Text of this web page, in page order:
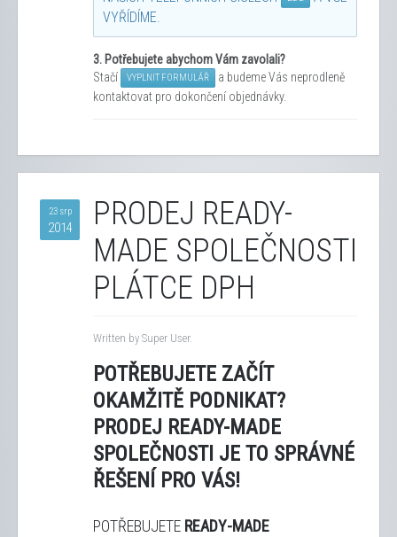
VYŘÍDÍME.
3. Potřebujete abychom Vám zavolali?
Stačí
VYPLNIT FORMULÁŘ
a budeme Vás neprodleně
kontaktovat pro dokončení objednávky.
23 srp
2014
PRODEJ READY-
MADE SPOLEČNOSTI
PLÁTCE DPH
Written by Super User.
POTŘEBUJETE ZAČÍT
OKAMŽITĚ PODNIKAT?
PRODEJ READY-MADE
SPOLEČNOSTI JE TO SPRÁVNÉ
ŘEŠENÍ PRO VÁS!
POTŘEBUJETE READY-MADE